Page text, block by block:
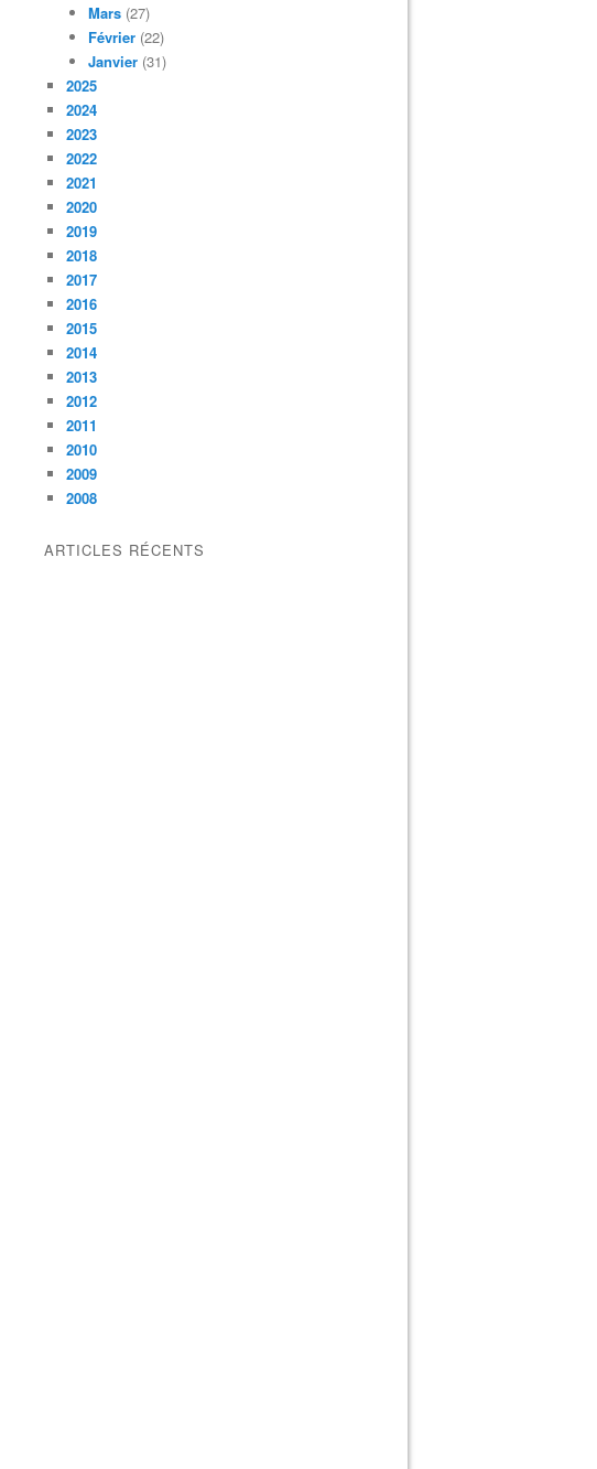
Mars (27)
Février (22)
Janvier (31)
2025
2024
2023
2022
2021
2020
2019
2018
2017
2016
2015
2014
2013
2012
2011
2010
2009
2008
ARTICLES RÉCENTS